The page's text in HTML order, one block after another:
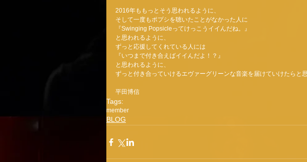
2016年ももっとそう思われるように、
そして一度もポプシを聴いたことがなかった人に
『Swinging Popsicleってけっこうイイんだね。』
と思われるように、
ずっと応援してくれている人には
『いつまで付き合えばイイんだよ！？』
と思われるように、
ずっと付き合っていけるエヴァーグリーンな音楽を届けていけたらと
平田博信
Tags:
member
BLOG